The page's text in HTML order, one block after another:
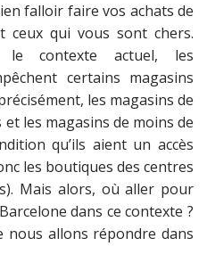
falloir faire vos achats de
ceux qui vous sont chers.
le contexte actuel, les
certains magasins
les magasins de
les magasins de moins de
qu’ils aient un accès
les boutiques des centres
Mais alors, où aller pour
dans ce contexte ?
nous allons répondre dans